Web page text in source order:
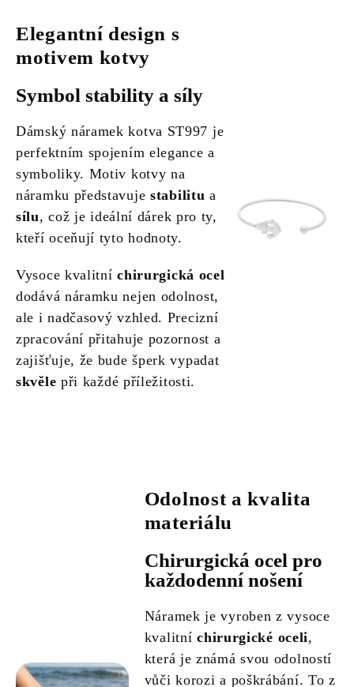
Elegantní design s
motivem kotvy
Symbol stability a síly
Dámský náramek kotva ST997 je
perfektním spojením elegance a
symboliky. Motiv kotvy na
náramku představuje stabilitu a
sílu, což je ideální dárek pro ty,
kteří oceňují tyto hodnoty.
Vysoce kvalitníchirurgická ocel
dodává náramku nejen odolnost,
ale i nadčasový vzhled. Precizní
zpracování přitahuje pozornost a
zajišťuje, že bude šperk vypadat
skvěle při každé příležitosti.
Odolnost a kvalita
materiálu
Chirurgická ocel pro
každodenní nošení
Náramek je vyroben z vysoce
kvalitníchirurgické oceli,
která je známá svou odolností
vůči korozi a poškrábání. To z